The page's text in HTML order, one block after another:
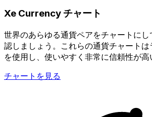
Xe Currency チャート
世界のあらゆる通貨ペアをチャートに
認しましょう。これらの通貨チャートは
を使用し、使いやすく非常に信頼性が高
チャートを見る